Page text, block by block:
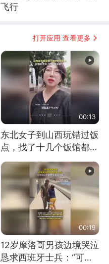
飞行
打开应用 查看更多
00:13
东北女子到山西玩错过饭
点，找了十几个饭馆都没
开门：午休到几点
00:19
12岁摩洛哥男孩边境哭泣
恳求西班牙士兵：“可不